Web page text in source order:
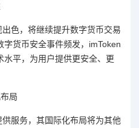
色，将继续提升数字货币交易
货币安全事件频发，imToken
平，为用户提供更安全、更
局
服务，其国际化布局将为其他